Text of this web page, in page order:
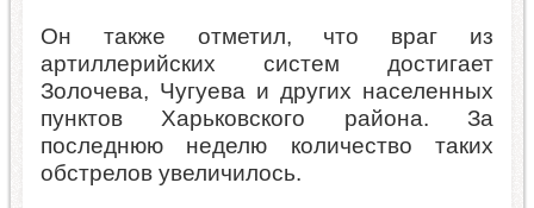
Он также отметил, что враг из
артиллерийских систем достигает
Золочева, Чугуева и других населенных
пунктов Харьковского района. За
последнюю неделю количество таких
обстрелов увеличилось.